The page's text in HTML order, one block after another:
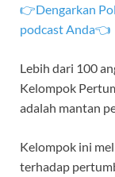
👉Dengarkan
podcast Anda👈
Lebih dari 100
Kelompok
adalah mantan
Kelompok ini
terhadap